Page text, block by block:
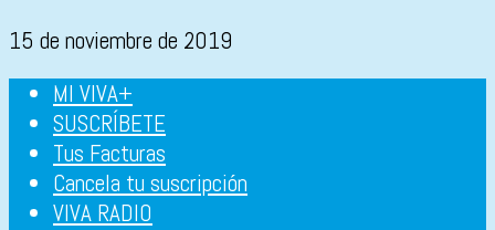
15 de noviembre de 2019
MI VIVA+
SUSCRÍBETE
Tus Facturas
Cancela tu suscripción
VIVA RADIO